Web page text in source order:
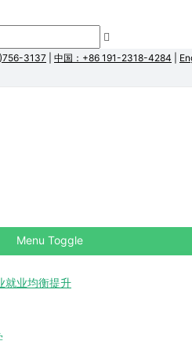
3137 中国：+86 191-2318-4284
Menu Toggle
就业均衡提升